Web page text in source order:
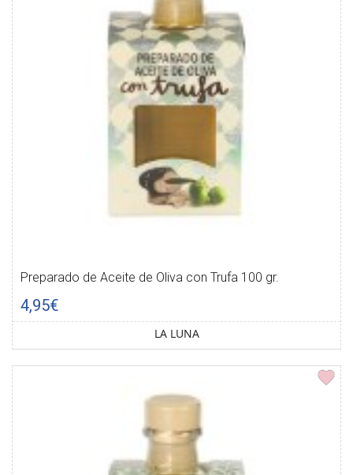
Preparado de Aceite de Oliva con Trufa 100 gr.
4,95€
LA LUNA